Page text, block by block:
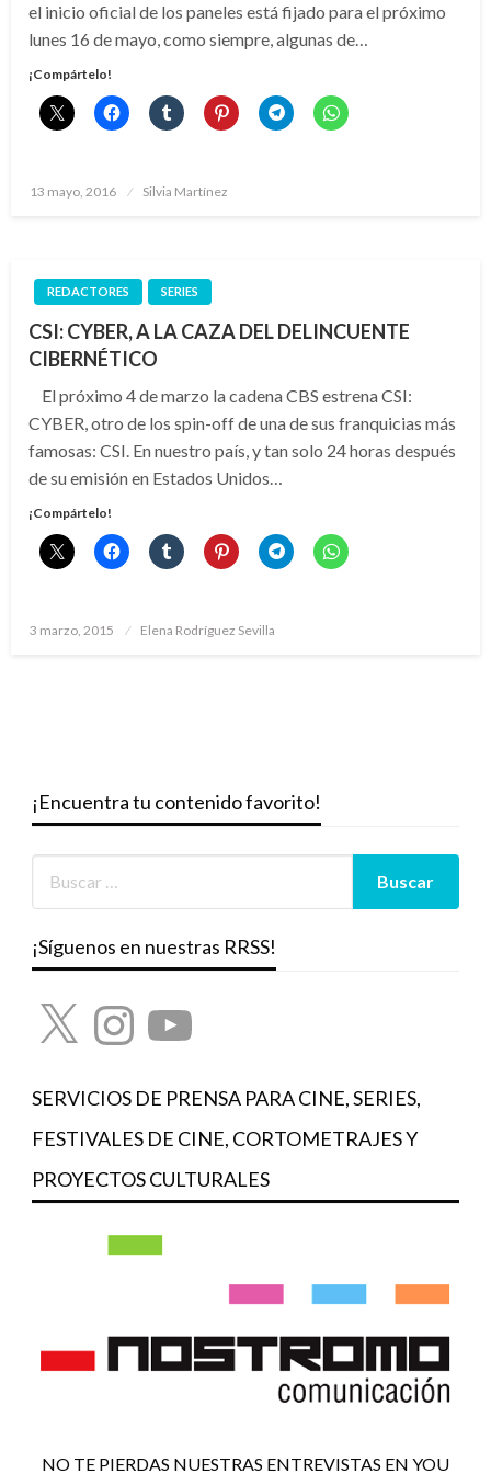
el inicio oficial de los paneles está fijado para el próximo
lunes 16 de mayo, como siempre, algunas de…
¡Compártelo!
Publicado
13 mayo, 2016 Silvia Martínez
REDACTORES SERIES
CSI: CYBER, A LA CAZA DEL DELINCUENTE
CIBERNÉTICO
El próximo 4 de marzo la cadena CBS estrena CSI:
CYBER, otro de los spin-off de una de sus franquicias más
famosas: CSI. En nuestro país, y tan solo 24 horas después
de su emisión en Estados Unidos…
¡Compártelo!
Publicado
3 marzo, 2015 Elena Rodríguez Sevilla
¡Encuentra tu contenido favorito!
¡Síguenos en nuestras RRSS!
X InstagramYouTube
SERVICIOS DE PRENSA PARA CINE, SERIES,
FESTIVALES DE CINE, CORTOMETRAJES Y
PROYECTOS CULTURALES
NO TE PIERDAS NUESTRAS ENTREVISTAS EN YOU